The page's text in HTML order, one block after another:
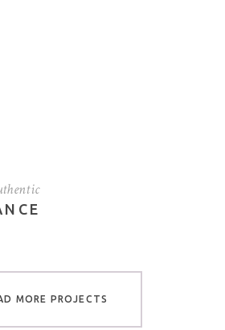
MORE PROJECTS